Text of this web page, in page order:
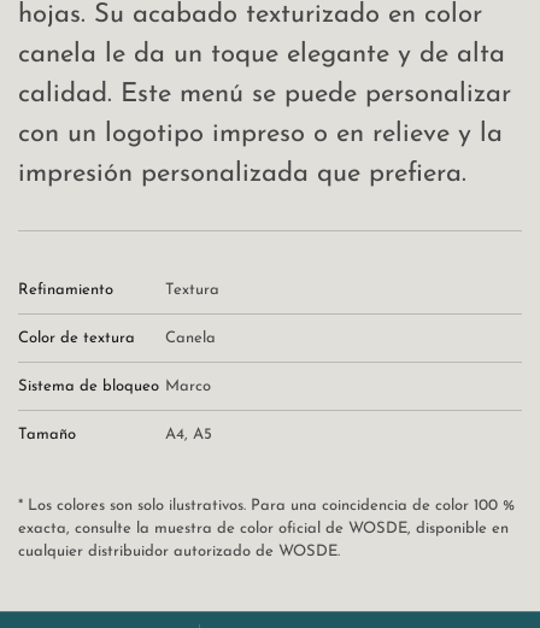
hojas. Su acabado texturizado en color
canela le da un toque elegante y de alta
calidad. Este menú se puede personalizar
con un logotipo impreso o en relieve y la
impresión personalizada que prefiera.
Refinamiento Textura
Color de textura Canela
Sistema de bloqueo Marco
Tamaño A4, A5
* Los colores son solo ilustrativos. Para una coincidencia de color 100 %
exacta, consulte la muestra de color oficial de WOSDE, disponible en
cualquier distribuidor autorizado de WOSDE.